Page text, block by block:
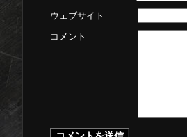
ウェブサイト
コメント